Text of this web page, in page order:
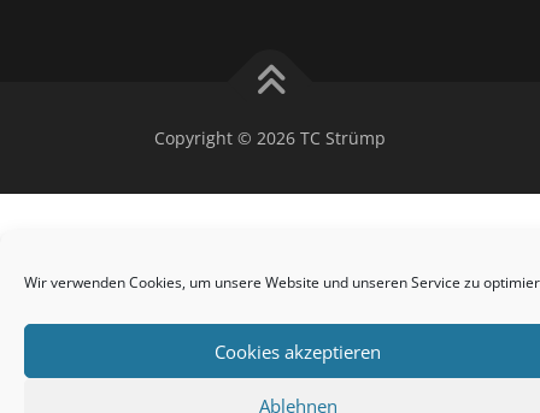
Wir verwenden Cookies, um unsere Website und unseren Service zu
Cookies akzeptieren
Ablehnen
Copyright © 2026 TC Strümp